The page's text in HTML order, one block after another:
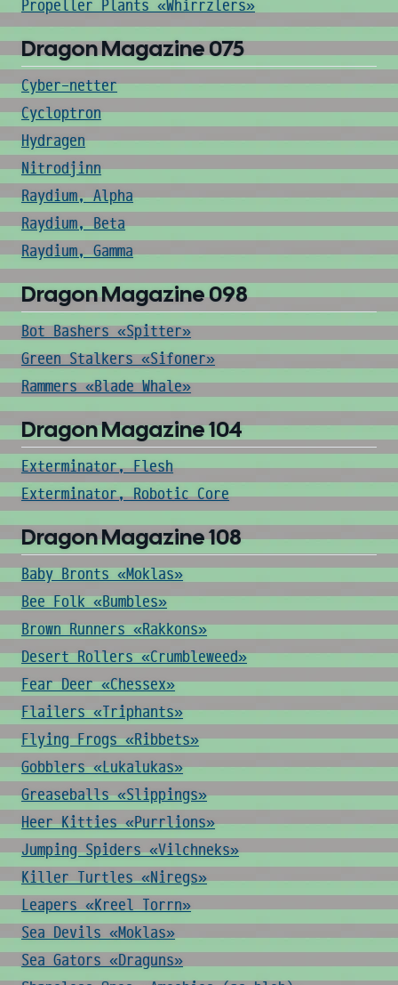
Propeller Plants «Whirrzlers»
Dragon Magazine 075
Cyber-netter
Cycloptron
Hydragen
Nitrodjinn
Raydium, Alpha
Raydium, Beta
Raydium, Gamma
Dragon Magazine 098
Bot Bashers «Spitter»
Green Stalkers «Sifoner»
Rammers «Blade Whale»
Dragon Magazine 104
Exterminator, Flesh
Exterminator, Robotic Core
Dragon Magazine 108
Baby Bronts «Moklas»
Bee Folk «Bumbles»
Brown Runners «Rakkons»
Desert Rollers «Crumbleweed»
Fear Deer «Chessex»
Flailers «Triphants»
Flying Frogs «Ribbets»
Gobblers «Lukalukas»
Greaseballs «Slippings»
Heer Kitties «Purrlions»
Jumping Spiders «Vilchneks»
Killer Turtles «Niregs»
Leapers «Kreel Torrn»
Sea Devils «Moklas»
Sea Gators «Draguns»